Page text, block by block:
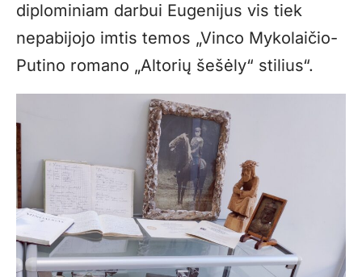
diplominiam darbui Eugenijus vis tiek
nepabijojo imtis temos „Vinco Mykolaičio-
Putino romano „Altorių šešėly“ stilius“.